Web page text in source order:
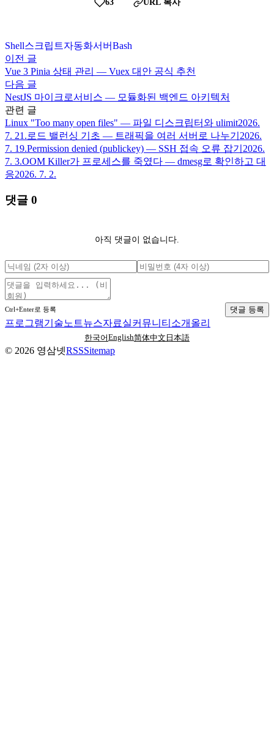
63 URL 복사
Shell스크립트자동화서버Bash
이전 글
Vue 3 Pinia 상태 관리 — Vuex 대안 공식 추천
다음 글
NestJS 마이크로서비스 — 모듈화된 백엔드 아키텍처
관련 글
Linux "Too many open files" — 파일 디스크립터와 ulimit2026.
7. 21.로드 밸런싱 기초 — 트래픽을 여러 서버로 나누기 2026.
7. 19.Permission denied (publickey) — SSH 접속 오류 잡기 2026.
7. 3.OOM Killer가 프로세스를 죽였다 — dmesg로 확인하고 대
응2026. 7. 2.
댓글 0
아직 댓글이 없습니다.
Ctrl+Enter로 등록 댓글 등록
프로그램기술노트뉴스자료실커뮤니티 소개 올리
한국어English简体中文 日本語
© 2026 영삼넷RSSSitemap